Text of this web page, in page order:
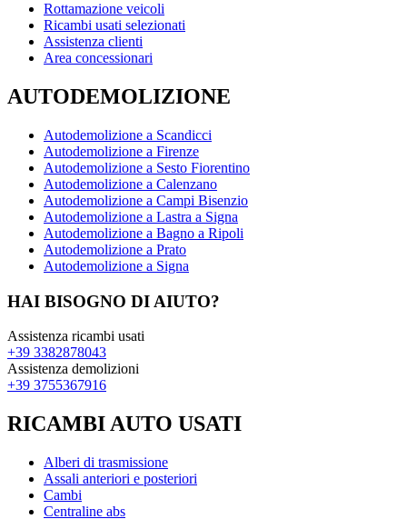
Rottamazione veicoli
Ricambi usati selezionati
Assistenza clienti
Area concessionari
AUTODEMOLIZIONE
Autodemolizione a Scandicci
Autodemolizione a Firenze
Autodemolizione a Sesto Fiorentino
Autodemolizione a Calenzano
Autodemolizione a Campi Bisenzio
Autodemolizione a Lastra a Signa
Autodemolizione a Bagno a Ripoli
Autodemolizione a Prato
Autodemolizione a Signa
HAI BISOGNO DI AIUTO?
Assistenza ricambi usati
+39 3382878043
Assistenza demolizioni
+39 3755367916
RICAMBI AUTO USATI
Alberi di trasmissione
Assali anteriori e posteriori
Cambi
Centraline abs